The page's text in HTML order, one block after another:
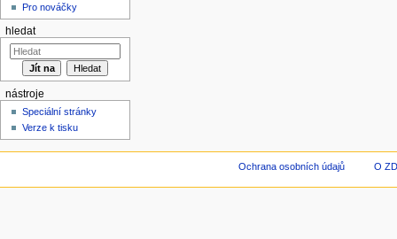
Pro nováčky
hledat
nástroje
Speciální stránky
Verze k tisku
Ochrana osobních údajů O